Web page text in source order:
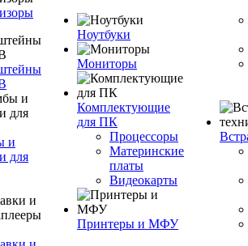
и
для
Ноутбуки
Мониторы
Комплектующие
для ПК
Процессоры
Материнские
платы
Видеокарты
Принтеры и МФУ